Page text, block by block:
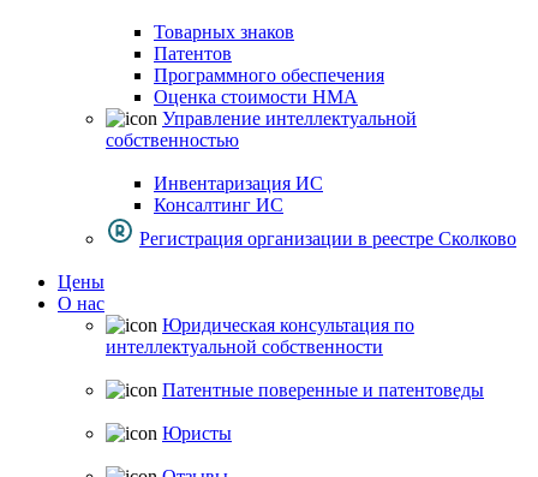
Товарных знаков
Патентов
Программного обеспечения
Оценка стоимости НМА
Управление интеллектуальной
собственностью
Инвентаризация ИС
Консалтинг ИС
Регистрация организации в реестре Сколково
Цены
О нас
Юридическая консультация по
интеллектуальной собственности
Патентные поверенные и патентоведы
Юристы